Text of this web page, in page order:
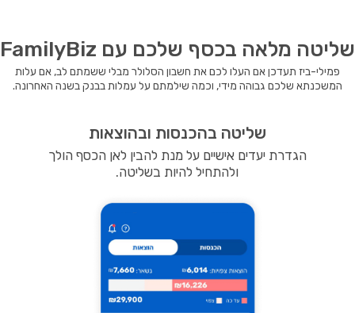
שליטה מלאה בכסף שלכם עם FamilyBiz
פמילי-ביז תעדכן אם העלו לכם את חשבון הסלולר מבלי ששמתם לב, אם עלות
המשכנתא שלכם גבוהה מידי, וכמה שילמתם על עמלות בבנק בשנה האחרונה.
שליטה בהכנסות ובהוצאות
הגדרת יעדים אישיים על מנת להבין לאן הכסף הולך
ולהתחיל להיות בשליטה.